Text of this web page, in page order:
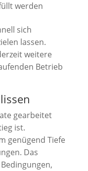
werden
sich
lassen.
weitere
Betrieb
gearbeitet
ist.
genügend Tiefe
Das